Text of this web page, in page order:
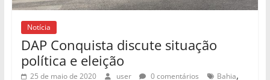
Notícia
DAP Conquista discute situação
política e eleição
25 de maio de 2020 user 0 comentários Bahia,